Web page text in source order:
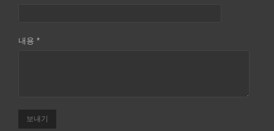
내용 *
보내기